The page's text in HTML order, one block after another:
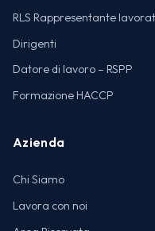
RLS Rappresentante
Dirigenti
Datore di lavoro – RSPP
Formazione HACCP
Azienda
Chi Siamo
Lavora con noi